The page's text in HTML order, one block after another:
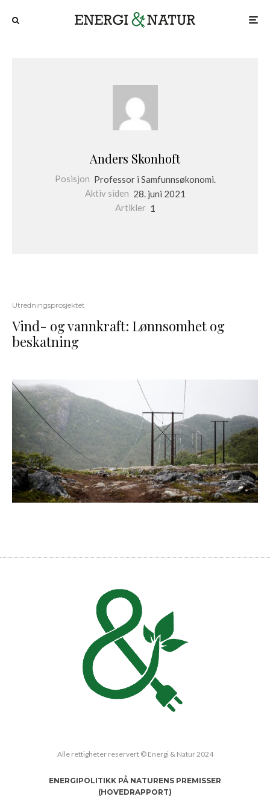
Anders Skonhoft
Posisjon Professor i Samfunnsøkonomi.
Aktiv siden 28. juni 2021
Artikler 1
Utredningsprosjektet
Vind- og vannkraft: Lønnsomhet og
beskatning
Alle rettigheter reservert © Energi & Natur 2024
ENERGIPOLITIKK PÅ NATURENS PREMISSER
(HOVEDRAPPORT)